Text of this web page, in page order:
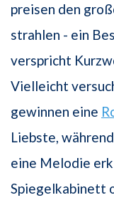
preisen den
strahlen - ein
verspricht
Vielleicht
gewinnen eine
Liebste,
eine Melodie
Spiegelkabinett